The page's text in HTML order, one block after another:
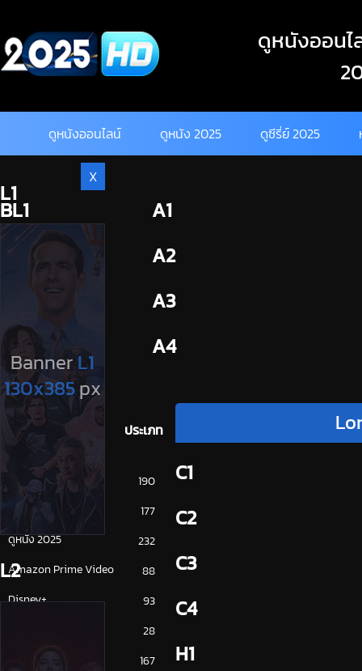
content
ดูหนังออนไ
ดูหนังออนไลน์ ดูหนัง 2025 ดูซีรี่ย์ 2025
BL1
A1
A2
A3
A4
ประเภท
การ์ตูน
190
ดูซีรี่ย์ 2025
177
ดูหนัง 2025
232
Amazon Prime Video
88
Disney+
93
28
167
C1
C2
C3
C4
H1
X
L1
L2